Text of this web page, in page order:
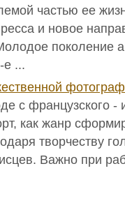
частью ее
и новое
поколение
е ...
с французского -
как жанр
творчеству
Важно при